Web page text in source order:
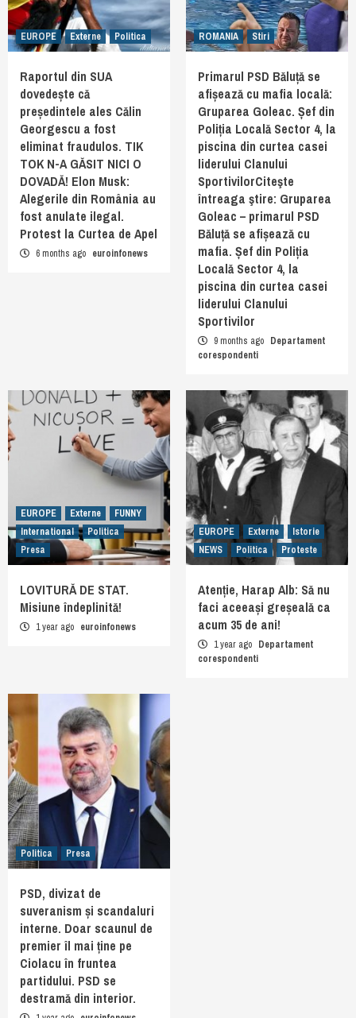
EUROPE Externe Politica
Raportul din SUA
dovedește că
președintele ales Călin
Georgescu a fost
eliminat fraudulos. TIK
TOK N-A GĂSIT NICI O
DOVADĂ! Elon Musk:
Alegerile din România au
fost anulate ilegal.
Protest la Curtea de Apel
6 months ago euroinfonews
ROMANIA Stiri
Primarul PSD Băluță se
afișează cu mafia locală:
Gruparea Goleac. Șef din
Poliția Locală Sector 4, la
piscina din curtea casei
liderului Clanului
SportivilorCiteşte
întreaga ştire: Gruparea
Goleac – primarul PSD
Băluță se afișează cu
mafia. Șef din Poliția
Locală Sector 4, la
piscina din curtea casei
liderului Clanului
Sportivilor
9 months ago Departament
corespondenti
EUROPE Externe
FUNNY
International
Politica
Presa
LOVITURĂ DE STAT.
Misiune îndeplinită!
1 year ago euroinfonews
EUROPE Externe
Istorie
NEWS
Politica Proteste
Atenție, Harap Alb: Să nu
faci aceeași greșeală ca
acum 35 de ani!
1 year ago Departament
corespondenti
Politica Presa
PSD, divizat de
suveranism și scandaluri
interne. Doar scaunul de
premier îl mai ține pe
Ciolacu în fruntea
partidului. PSD se
destramă din interior.